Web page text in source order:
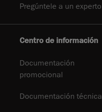
Pregúntele a un experto
Centro de información
Documentación
promocional
Documentación técnica